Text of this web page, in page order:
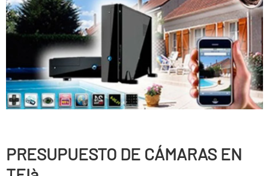
PRESUPUESTO DE CÁMARAS EN